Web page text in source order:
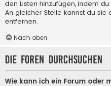
den Listen hinzufügen, indem
An gleicher Stelle kannst du sie
entfernen.
Nach oben
Die Foren durchsuchen
Wie kann ich ein Forum oder